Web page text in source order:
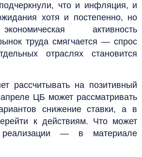
что и инфляция, и
хотя и постепенно, но
активность
труда смягчается — спрос
отраслях становится
рассчитывать на позитивный
ЦБ может рассматривать
снижение ставки, а в
к действиям. Что может
— в материале